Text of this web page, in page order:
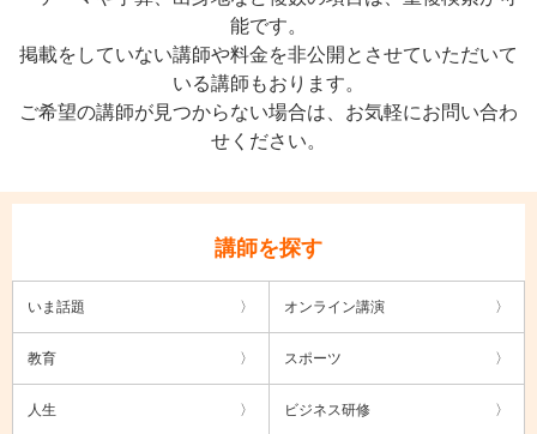
能です。
掲載をしていない講師や料金を非公開とさせていただいて
いる講師もおります。
ご希望の講師が見つからない場合は、お気軽にお問い合わ
せください。
講師を探す
いま話題 オンライン講演
教育 スポーツ
人生 ビジネス研修